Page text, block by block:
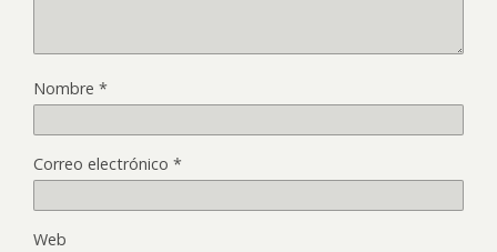
Nombre *
Correo electrónico *
Web